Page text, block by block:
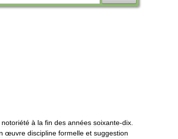
notoriété à la fin des années soixante-dix
œuvre discipline formelle et suggestion